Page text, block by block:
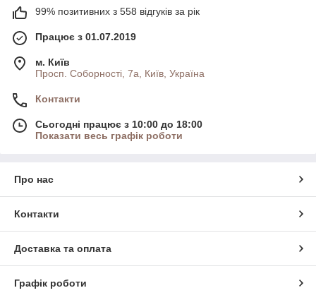
99% позитивних з 558 відгуків за рік
Працює з 01.07.2019
м. Київ
Просп. Соборності, 7а, Київ, Україна
Контакти
Сьогодні працює з 10:00 до 18:00
Показати весь графік роботи
Про нас
Контакти
Доставка та оплата
Графік роботи